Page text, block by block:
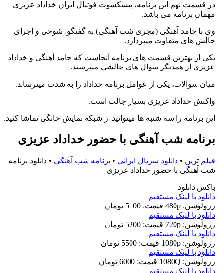
در قسمت نهم این برنامه، پیشکسوت فوتبال ایران خداداد عزیزی
مهمان برنامه می باشد.
وی با حامد آهنگی (مجری شب آهنگی) به گفتگو، شوخی و اجرای
چالش های متفاوت میپردازد.
یکی از بهترین قسمت های برنامه آنجاست که حامد آهنگی و خداداد
عزیزی از همدیگر سوال های چالشی میپرسند.
میان سوالات، یکی از عوامل برنامه خداداد را به شدت میترساند.
واکنش خداداد عزیزی بسیار جالب است.
این برنامه را سه شنبه ها میتوانید از شبکه نمایش خانگی تماشا کنید.
برنامه شب آهنگی با حضور خداداد عزیزی
فیلم ترین • دانلود سریال ایرانی • برنامه شب آهنگی • دانلود برنامه
شب آهنگی با حضور خداداد عزیزی
باکس دانلود
دانلود با لينک مستقيم
رزولوشن: 480p
قيمت: 5100 تومان
دانلود با لينک مستقيم
رزولوشن: 720p
قيمت: 5200 تومان
دانلود با لينک مستقيم
رزولوشن: 1080p
قيمت: 5500 تومان
دانلود با لينک مستقيم
رزولوشن: 1080Q
قيمت: 6000 تومان
دانلود با لينک مستقيم